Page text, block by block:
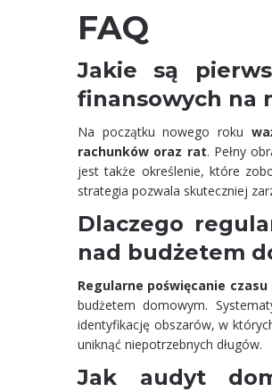
FAQ
Jakie są
finansowych na
Na początku nowego roku
rachunków oraz rat. Pełny
jest także określenie, które
strategia pozwala skuteczniej
Dlaczego
nad budżetem
Regularne poświęcanie
budżetem domowym.
identyfikację obszarów, w
uniknąć niepotrzebnych długów.
Jak audyt